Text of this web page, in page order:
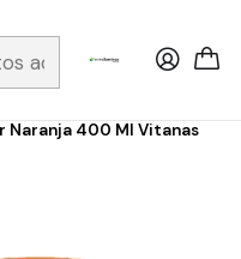
/ Envios a todo el país y
Naranja 400 Ml Vitanas